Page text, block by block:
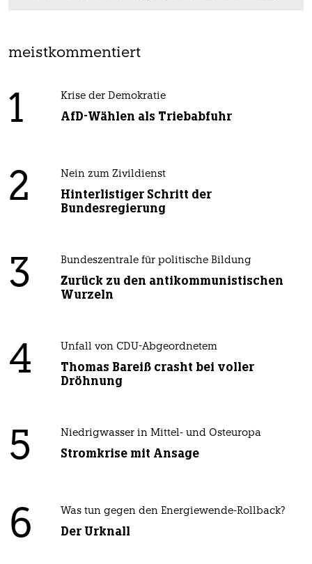
meistkommentiert
1 Krise der Demokratie
AfD-Wählen als Triebabfuhr
2 Nein zum Zivildienst
Hinterlistiger Schritt der
Bundesregierung
3 Bundeszentrale für politische Bildung
Zurück zu den antikommunistischen
Wurzeln
4 Unfall von CDU-Abgeordnetem
Thomas Bareiß crasht bei voller
Dröhnung
5 Niedrigwasser in Mittel- und Osteuropa
Stromkrise mit Ansage
6 Was tun gegen den Energiewende-Rollback?
Der Urknall